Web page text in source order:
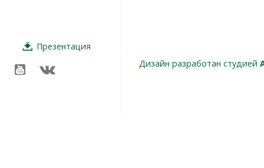
Презентация
Дизайн разработан студией